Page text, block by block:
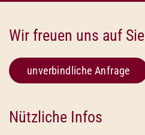
Wir freuen uns auf Sie
unverbindliche Anfrage
Nützliche Infos